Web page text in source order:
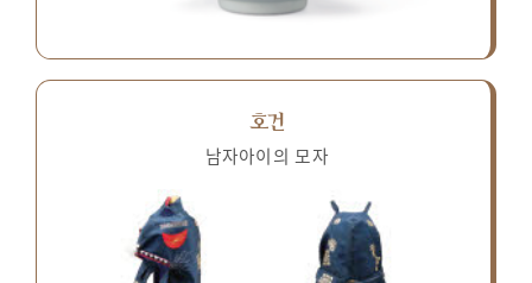
호건
남자아이의 모자